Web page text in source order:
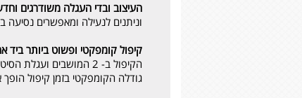
העיצוב ובדי העגלה משודרגים
וניתנים לנעילה ומאפשרים
קיפול קומפקטי ופשוט ביותר ביד
הקיפול ב- 2 המושבים ועגלת הסיטי מיני 2 דאבל תתקפל בעצמה.
גודלה הקומפקטי בזמן קיפול הופך את הסיטי מיני 2 דאבל לעגלה המושלמת